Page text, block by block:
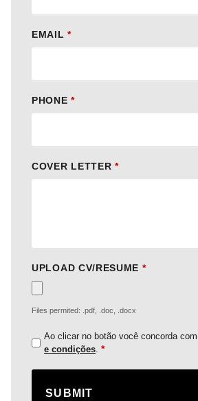
EMAIL*
PHONE*
COVER LETTER*
UPLOAD CV/RESUME *
Files permited: .pdf, .doc, .docx
Ao clicar no botão você concorda
e condições *